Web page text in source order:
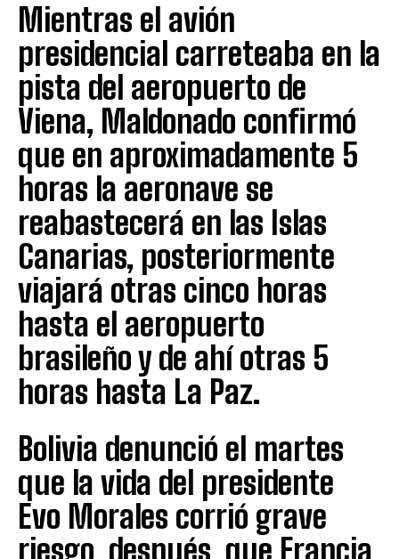
Mientras el avión
presidencial carreteaba en la
pista del aeropuerto de
Viena, Maldonado confirmó
que en aproximadamente 5
horas la aeronave se
reabastecerá en las Islas
Canarias, posteriormente
viajará otras cinco horas
hasta el aeropuerto
brasileño y de ahí otras 5
horas hasta La Paz.
Bolivia denunció el martes
que la vida del presidente
Evo Morales corrió grave
riesgo después que Francia